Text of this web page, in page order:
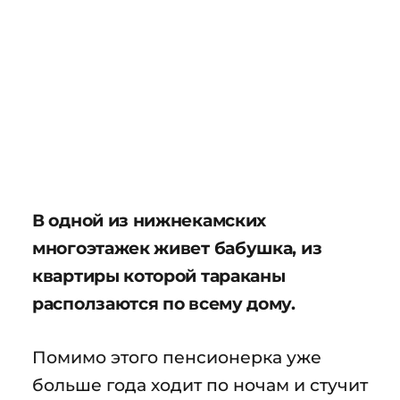
В одной из нижнекамских
многоэтажек живет бабушка, из
квартиры которой тараканы
расползаются по всему дому.
Помимо этого пенсионерка уже
больше года ходит по ночам и стучит